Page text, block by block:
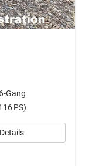
Gang
PS)
Details